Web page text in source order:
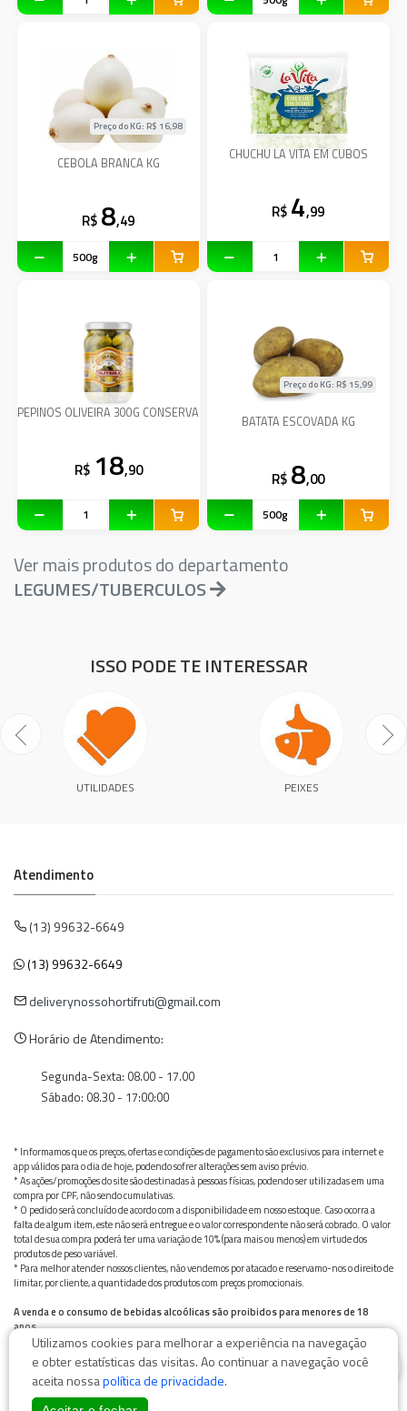
CEBOLA BRANCA KG
Preço do KG: R$ 16,98
R$ 8,49
CHUCHU LA VITA EM CUBOS
R$ 4,99
PEPINOS OLIVEIRA 300G CONSERVA
R$ 18,90
BATATA ESCOVADA KG
Preço do KG: R$ 15,99
R$ 8,00
Ver mais produtos do departamento
LEGUMES/TUBERCULOS
ISSO PODE TE INTERESSAR
UTILIDADES PEIXES
Atendimento
(13) 99632-6649
(13) 99632-6649
deliverynossohortifruti@gmail.com
Horário de Atendimento:
Segunda-Sexta: 08.00 - 17.00
Sábado: 08.30 - 17:00:00
* Informamos que os preços, ofertas e condições de pagamento são exclusivos para internet e
app válidos para o dia de hoje, podendo sofrer alterações sem aviso prévio.
* As ações/promoções do site são destinadas à pessoas físicas, podendo ser utilizadas em uma
compra por CPF, não sendo cumulativas.
* O pedido será concluído de acordo com a disponibilidade em nosso estoque. Caso ocorra a
falta de algum item, este não será entregue e o valor correspondente não será cobrado. O valor
total de sua compra poderá ter uma variação de 10% (para mais ou menos) em virtude dos
produtos de peso variável.
* Para melhor atender nossos clientes, não vendemos por atacado e reservamo-nos o direito de
limitar, por cliente, a quantidade dos produtos com preços promocionais.
A venda e o consumo de bebidas alcoólicas são proibidos para menores de 18
anos.
Bebida alcoólica pode causar dependência química e, em excesso, provoca graves males à saúde.
Beba com moderação
Utilizamos cookies para melhorar a experiência na navegação
e obter estatísticas das visitas. Ao continuar a navegação você
aceita nossapolítica de privacidade.